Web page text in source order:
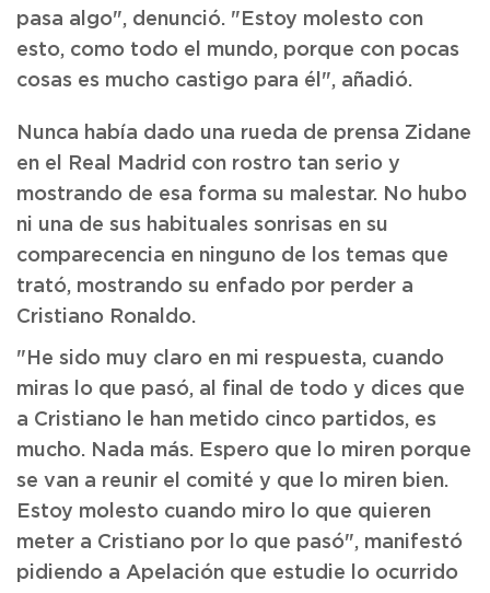
pasa algo", denunció. "Estoy molesto con
esto, como todo el mundo, porque con pocas
cosas es mucho castigo para él", añadió.
Nunca había dado una rueda de prensa Zidane
en el Real Madrid con rostro tan serio y
mostrando de esa forma su malestar. No hubo
ni una de sus habituales sonrisas en su
comparecencia en ninguno de los temas que
trató, mostrando su enfado por perder a
Cristiano Ronaldo.
"He sido muy claro en mi respuesta, cuando
miras lo que pasó, al final de todo y dices que
a Cristiano le han metido cinco partidos, es
mucho. Nada más. Espero que lo miren porque
se van a reunir el comité y que lo miren bien.
Estoy molesto cuando miro lo que quieren
meter a Cristiano por lo que pasó", manifestó
pidiendo a Apelación que estudie lo ocurrido